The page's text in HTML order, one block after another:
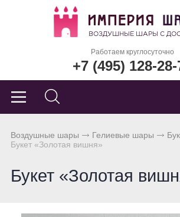
Работаем круглосуточно
+7 (495) 128-28-
Воздушные шары Гелиевые шары
Букет «Золотая вишня»
Букет «Золотая